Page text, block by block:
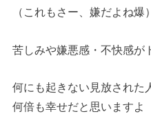
（これもさー、嫌だよね爆）
苦しみや嫌悪感・不快感が
何にも起きない見放された
何倍も幸せだと思いますよ